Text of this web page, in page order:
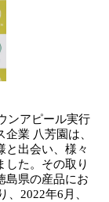
ンアピール実行
業 八芳園は、
と出会い、様々
した。その取り
島県の産品にお
、2022年6月、